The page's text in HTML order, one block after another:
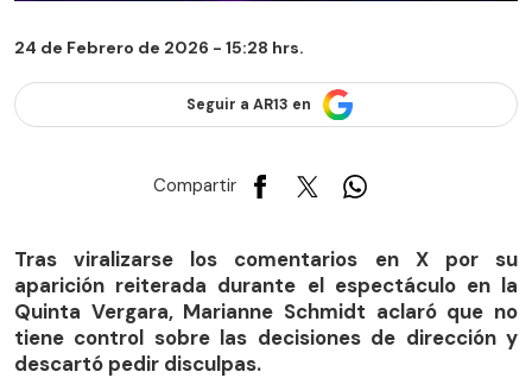
24 de Febrero de 2026 - 15:28 hrs.
Seguir a AR13 en
Compartir
Tras viralizarse los comentarios en X por su
aparición reiterada durante el espectáculo en la
Quinta Vergara, Marianne Schmidt aclaró que no
tiene control sobre las decisiones de dirección y
descartó pedir disculpas.